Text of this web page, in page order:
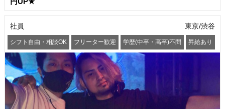
社員 東京/渋谷
シフト自由・相談OK フリーター歓迎 学歴(中卒・高卒)不問 昇給あり
髪型・髪色自由 服装自由 交通費支給 社員登用あり